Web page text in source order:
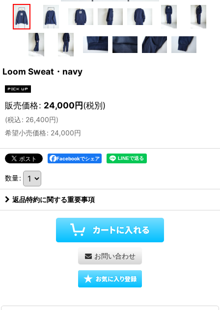
Loom Sweat・navy
販売価格: 24,000円(税別)
(税込: 26,400円)
希望小売価格: 24,000円
Facebookでシェア
数量:
返品特約に関する重要事項
お問い合わせ